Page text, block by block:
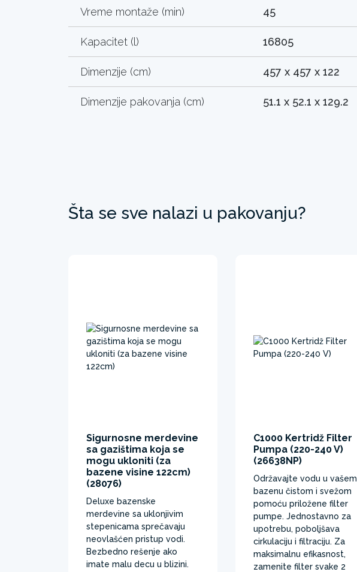
Vreme montaže (min) 45
Kapacitet (l) 16805
Dimenzije (cm) 457 x 457 x 122
Dimenzije pakovanja (cm) 51.1 x 52.1 x 129.2
Šta se sve nalazi u pakovanju?
Sigurnosne merdevine
sa gazištima koja se
mogu ukloniti (za
bazene visine 122cm)
(28076)
Deluxe bazenske
merdevine sa uklonjivim
stepenicama sprečavaju
neovlašćen pristup vodi.
Bezbedno rešenje ako
imate malu decu u blizini.
C1000 Kertridž Filter
Pumpa (220-240 V)
(26638NP)
Održavajte vodu u vašem
bazenu čistom i svežom
pomoću priložene filter
pumpe. Jednostavno za
upotrebu, poboljšava
cirkulaciju i filtraciju. Za
maksimalnu efikasnost,
zamenite filter svake 2